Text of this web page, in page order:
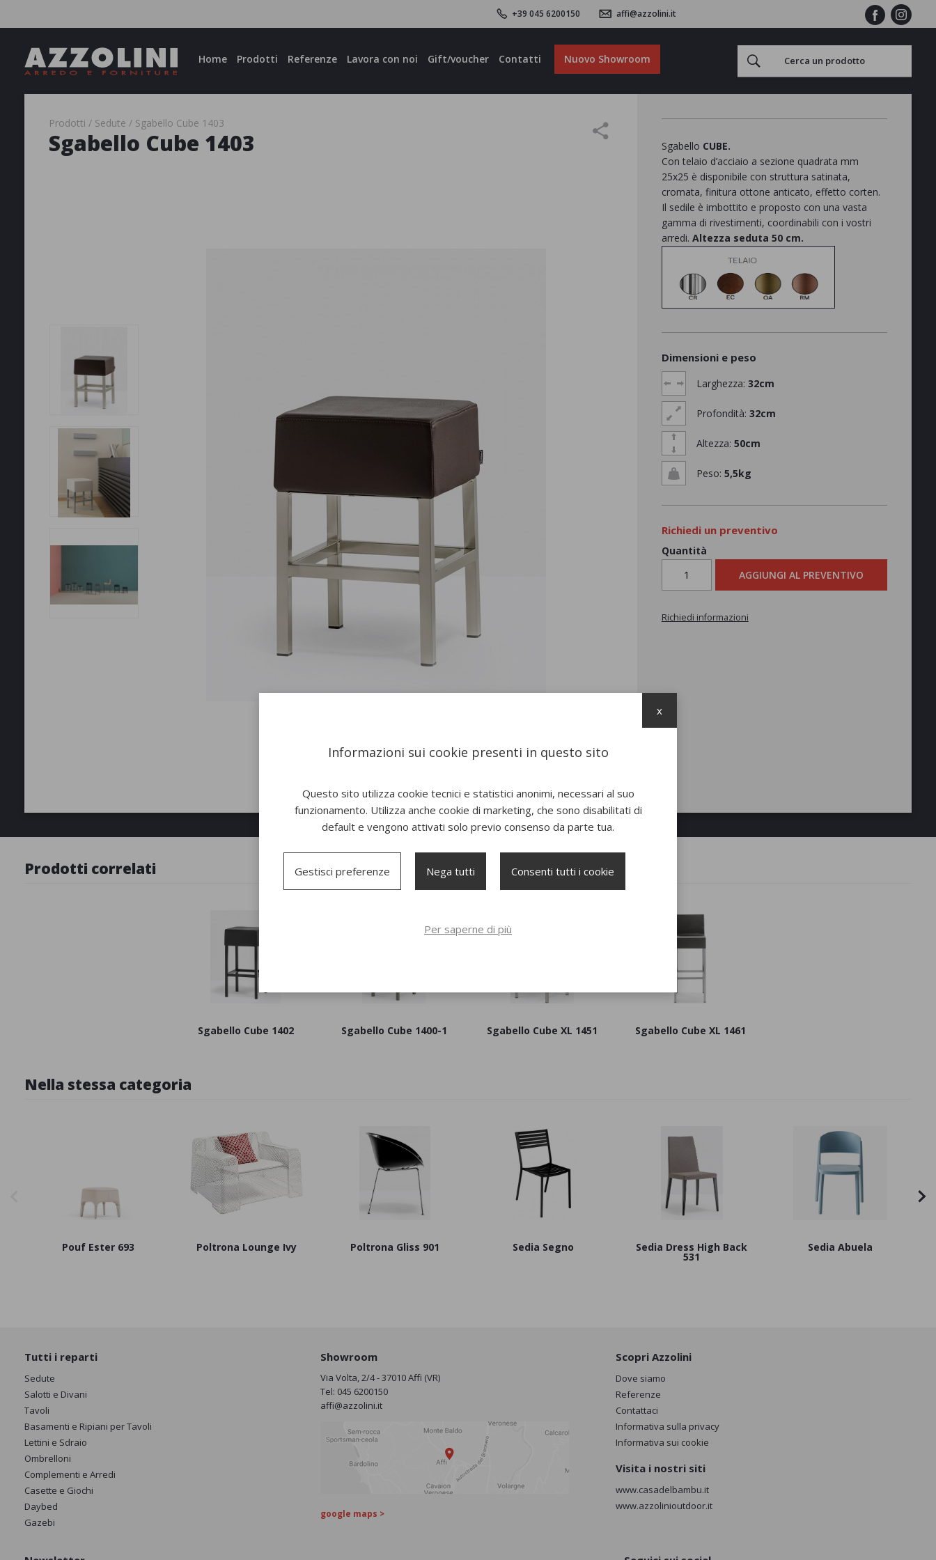
+39 045 6200150 affi@azzolini.it
Home Prodotti Referenze Lavora con noi Gift/voucher Contatti Nuovo Showroom
Prodotti Sedute Sgabello Cube 1403
Sgabello Cube 1403 Sgabello CUBE.
Con telaio d’acciaio a sezione quadrata mm
25x25 è disponibile con struttura satinata,
cromata, finitura ottone anticato, effetto corten.
Il sedile è imbottito e proposto con una vasta
gamma di rivestimenti, coordinabili con i vostri
arredi. Altezza seduta 50 cm.
Dimensioni e peso
Larghezza: 32cm
Profondità: 32cm
Altezza: 50cm
Peso: 5,5kg
Richiedi un preventivo
Quantità
AGGIUNGI AL PREVENTIVO
Richiedi informazioni
Prodotti correlati
Sgabello Cube 1402 Sgabello Cube 1400-1 Sgabello Cube XL 1451 Sgabello Cube XL 1461
Nella stessa categoria
Pouf Ester 693 Poltrona Lounge Ivy Poltrona Gliss 901 Sedia Segno Sedia Dress High Back
531
Sedia Abuela
Tutti i reparti
Sedute
Salotti e Divani
Tavoli
Basamenti e Ripiani per Tavoli
Lettini e Sdraio
Ombrelloni
Complementi e Arredi
Casette e Giochi
Daybed
Gazebi
Showroom
Via Volta, 2/4 - 37010 Affi (VR)
Tel: 045 6200150
affi@azzolini.it
google maps >
Scopri Azzolini
Dove siamo
Referenze
Contattaci
Informativa sulla privacy
Informativa sui cookie
Visita i nostri siti
www.casadelbambu.it
www.azzolinioutdoor.it
Informazioni sui cookie presenti in questo sito
Questo sito utilizza cookie tecnici e statistici anonimi, necessari al suo
funzionamento. Utilizza anche cookie di marketing, che sono disabilitati di
default e vengono attivati solo previo consenso da parte tua.
Gestisci preferenze Nega tutti Consenti tutti i cookie
Per saperne di più
x